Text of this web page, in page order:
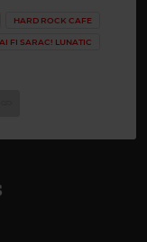
HARD ROCK CAFE
FI SARAC! LUNATIC